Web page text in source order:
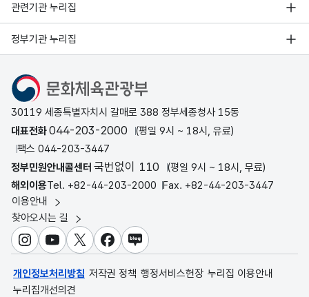
관련기관 누리집
정부기관 누리집
문화체육관광부
30119 세종특별자치시 갈매로 388 정부세종청사 15동
대표전화044-203-2000
(평일 9시 ~ 18시, 유료)
팩스 044-203-3447
정부민원안내콜센터 국번없이 110
(평일 9시 ~ 18시, 무료)
해외이용Tel. +82-44-203-2000 Fax. +82-44-203-3447
이용안내
찾아오시는 길
인스타그램
유튜브X 페이스북
블로그
개인정보처리방침 저작권 정책 행정서비스헌장 누리집 이용안내
누리집개선의견